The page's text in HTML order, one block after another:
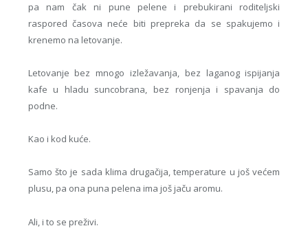
pa nam čak ni pune pelene i prebukirani roditeljski
raspored časova neće biti prepreka da se spakujemo i
krenemo na letovanje.
Letovanje bez mnogo izležavanja, bez laganog ispijanja
kafe u hladu suncobrana, bez ronjenja i spavanja do
podne.
Kao i kod kuće.
Samo što je sada klima drugačija, temperature u još većem
plusu, pa ona puna pelena ima još jaču aromu.
Ali, i to se preživi.